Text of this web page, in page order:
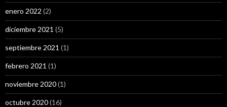
enero 2022 (2)
diciembre 2021 (5)
septiembre 2021 (1)
febrero 2021 (1)
noviembre 2020(1)
octubre 2020(16)